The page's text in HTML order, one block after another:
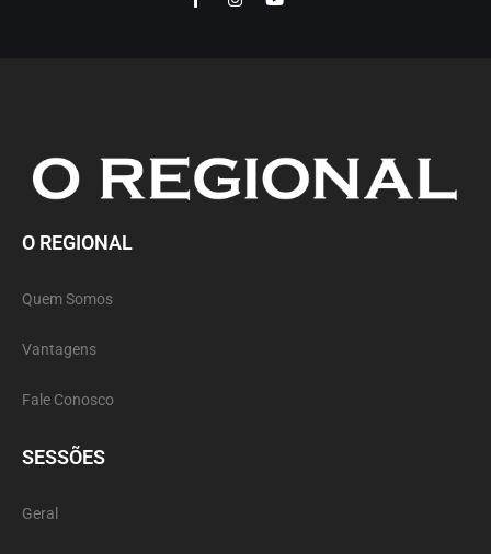
O REGIONAL
Quem Somos
Vantagens
Fale Conosco
SESSÕES
Geral